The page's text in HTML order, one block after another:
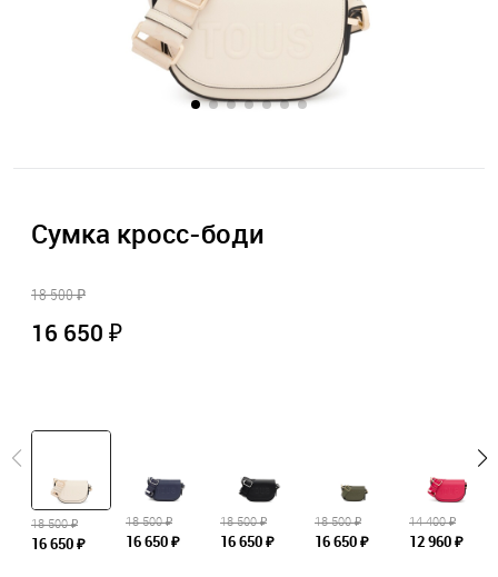
Сумка кросс-боди
18 500 ₽
16 650 ₽
18 500 ₽
16 650 ₽
18 500 ₽
16 650 ₽
18 500 ₽
16 650 ₽
18 500 ₽
16 650 ₽
14 400 ₽
12 960 ₽